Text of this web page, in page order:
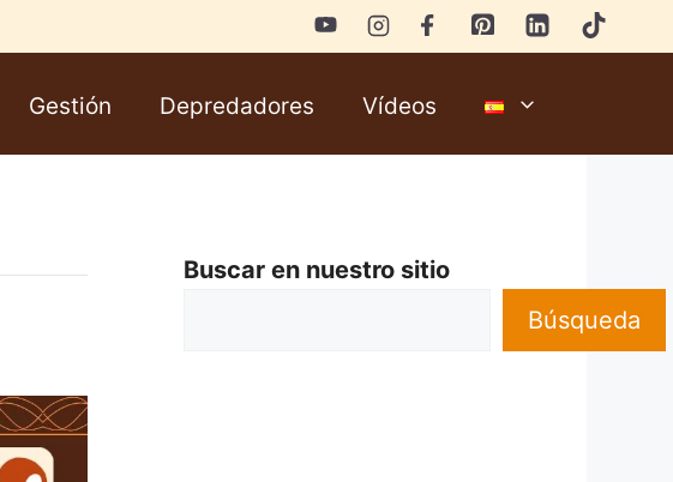
Gestión Depredadores Vídeos
Buscar en nuestro sitio
Búsqueda